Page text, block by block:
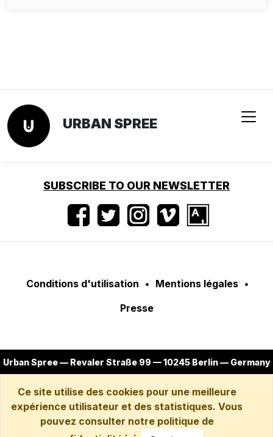
URBAN SPREE
SUBSCRIBE TO OUR NEWSLETTER
Conditions d'utilisation • Mentions légales •
Presse
Urban Spree — Revaler Straße 99 — 10245 Berlin — Germany
Ce site utilise des cookies pour une meilleure
expérience utilisateur et des statistiques. Vous
pouvez consulter notre politique de